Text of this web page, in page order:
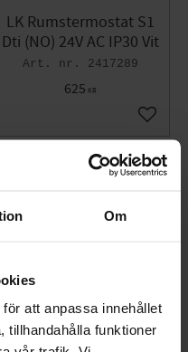
Om
att anpassa innehållet
tillhandahålla funktioner
i favoriter
LK Rumstermostat S1
Dti (NO) 24V AC IP30 Vit
2417289
625 KR
Lägg